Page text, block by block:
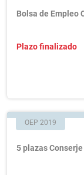
Bolsa de Empleo
Plazo finalizado
OEP 2019
5 plazas